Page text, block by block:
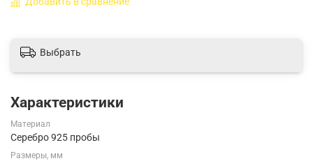
Выбрать
Характеристики
Материал
Серебро 925 пробы
Размеры, мм